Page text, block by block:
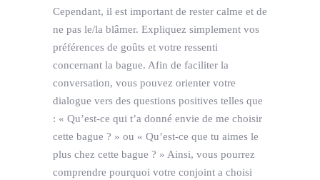
Cependant, il est important de rester calme et de
ne pas le/la blâmer. Expliquez simplement vos
préférences de goûts et votre ressenti
concernant la bague. Afin de faciliter la
conversation, vous pouvez orienter votre
dialogue vers des questions positives telles que
: « Qu’est-ce qui t’a donné envie de me choisir
cette bague ? » ou « Qu’est-ce que tu aimes le
plus chez cette bague ? » Ainsi, vous pourrez
comprendre pourquoi votre conjoint a choisi